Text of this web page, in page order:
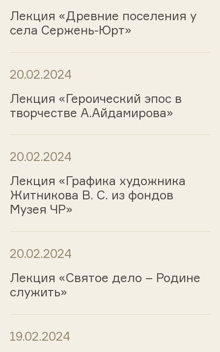
Лекция «Древние поселения у
села Сержень-Юрт»
20.02.2024
Лекция «Героический эпос в
творчестве А.Айдамирова»
20.02.2024
Лекция «Графика художника
Житникова В. С. из фондов
Музея ЧР»
20.02.2024
Лекция «Святое дело – Родине
служить»
19.02.2024